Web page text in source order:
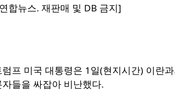
합뉴스. 재판매 및 DB 금지]
프 미국 대통령은 1일(현지시간) 이란
들을 싸잡아 비난했다.